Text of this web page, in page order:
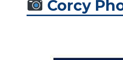
Corcy